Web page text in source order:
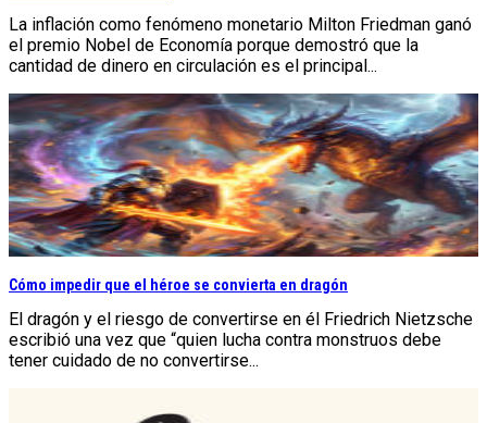
La inflación como fenómeno monetario Milton Friedman ganó
el premio Nobel de Economía porque demostró que la
cantidad de dinero en circulación es el principal...
Cómo impedir que el héroe se convierta en dragón
El dragón y el riesgo de convertirse en él Friedrich Nietzsche
escribió una vez que “quien lucha contra monstruos debe
tener cuidado de no convertirse...